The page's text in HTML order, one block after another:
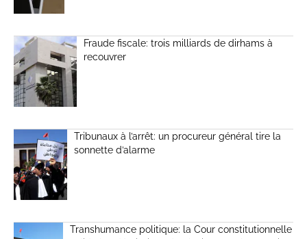
Fraude fiscale: trois milliards de dirhams à
recouvrer
Tribunaux à l’arrêt: un procureur général tire la
sonnette d’alarme
Transhumance politique: la Cour constitutionnelle